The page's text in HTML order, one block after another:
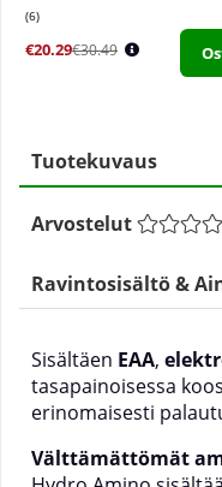
6
€20.29€30.49
Tuotekuvaus
Arvostelut
Ravintosisältö &
Sisältäen EAA,
tasapainoisessa
erinomaisesti
Välttämättömät